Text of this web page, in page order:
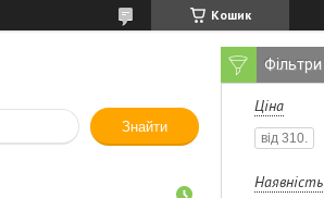
Кошик
Знайти
Фільтри
Ціна
Наявність